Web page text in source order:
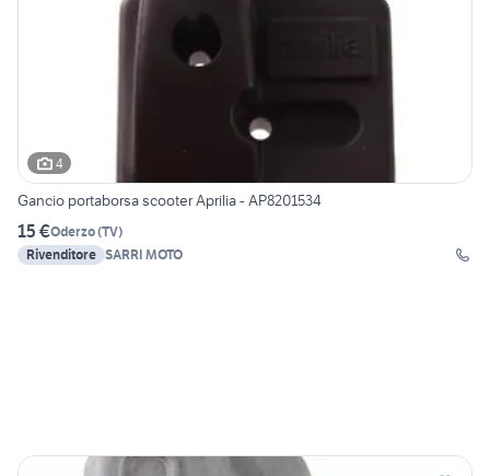
4
Gancio portaborsa scooter Aprilia - AP8201534
15 €Oderzo(TV)
Rivenditore SARRI MOTO